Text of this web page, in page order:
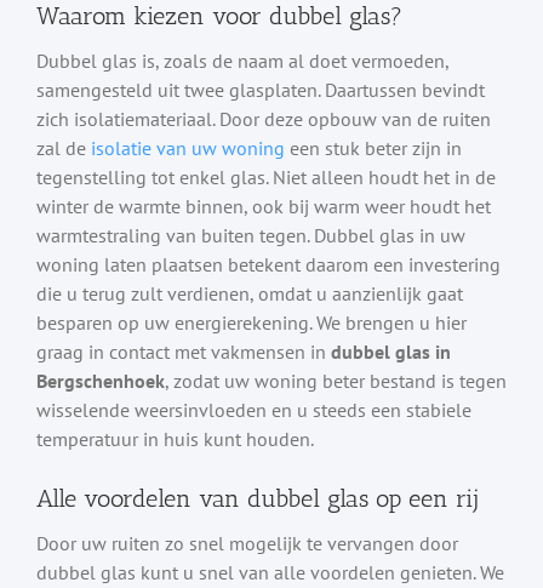
Waarom kiezen voor dubbel glas?
Dubbel glas is, zoals de naam al doet vermoeden,
samengesteld uit twee glasplaten. Daartussen bevindt
zich isolatiemateriaal. Door deze opbouw van de ruiten
zal de isolatie van uw woning een stuk beter zijn in
tegenstelling tot enkel glas. Niet alleen houdt het in de
winter de warmte binnen, ook bij warm weer houdt het
warmtestraling van buiten tegen. Dubbel glas in uw
woning laten plaatsen betekent daarom een investering
die u terug zult verdienen, omdat u aanzienlijk gaat
besparen op uw energierekening. We brengen u hier
graag in contact met vakmensen in dubbel glas in
Bergschenhoek, zodat uw woning beter bestand is tegen
wisselende weersinvloeden en u steeds een stabiele
temperatuur in huis kunt houden.
Alle voordelen van dubbel glas op een rij
Door uw ruiten zo snel mogelijk te vervangen door
dubbel glas kunt u snel van alle voordelen genieten. We